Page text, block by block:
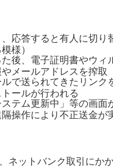
応答すると有人に切
様）
後、電子証明書やウ
メールアドレスを搾取
で送られてきたリン
ールが行われる
テム更新中」等の画
操作により不正送金が
ネットバンク取引にか